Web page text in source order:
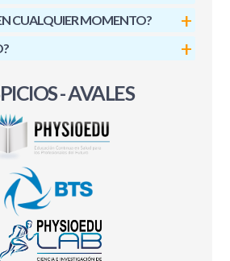
CUALQUIER MOMENTO?
- AVALES